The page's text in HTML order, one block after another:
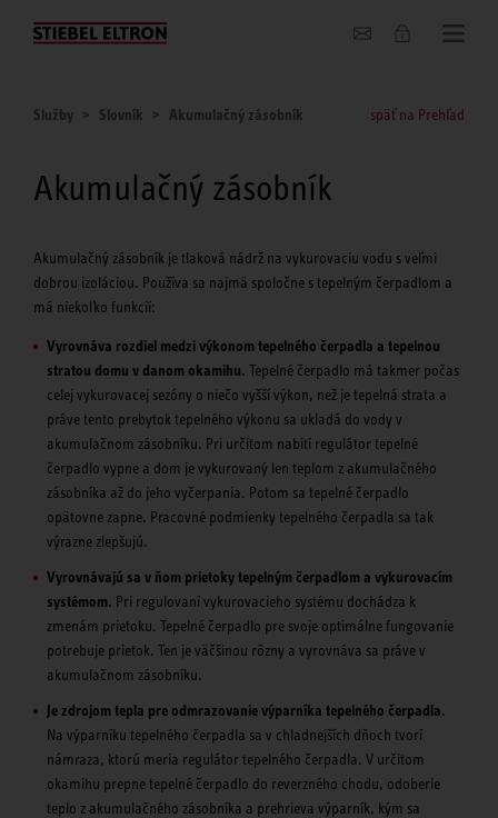
O nás
Služby Slovník Akumulačný zásobník späť na Prehľad
Akumulačný zásobník
Akumulačný zásobník je tlaková nádrž na vykurovaciu vodu s veľmi
dobrou izoláciou. Používa sa najmä spoločne s tepelným čerpadlom a
má niekoľko funkcií:
Vyrovnáva rozdiel medzi výkonom tepelného čerpadla a tepelnou
stratou domu v danom okamihu. Tepelné čerpadlo má takmer počas
celej vykurovacej sezóny o niečo vyšší výkon, než je tepelná strata a
práve tento prebytok tepelného výkonu sa ukladá do vody v
akumulačnom zásobníku. Pri určitom nabití regulátor tepelné
čerpadlo vypne a dom je vykurovaný len teplom z akumulačného
zásobníka až do jeho vyčerpania. Potom sa tepelné čerpadlo
opätovne zapne. Pracovné podmienky tepelného čerpadla sa tak
výrazne zlepšujú.
Vyrovnávajú sa v ňom prietoky tepelným čerpadlom a vykurovacím
systémom. Pri regulovaní vykurovacieho systému dochádza k
zmenám prietoku. Tepelné čerpadlo pre svoje optimálne fungovanie
potrebuje prietok. Ten je väčšinou rôzny a vyrovnáva sa práve v
akumulačnom zásobníku.
Je zdrojom tepla pre odmrazovanie výparníka tepelného čerpadla.
Na výparníku tepelného čerpadla sa v chladnejších dňoch tvorí
námraza, ktorú meria regulátor tepelného čerpadla. V určitom
okamihu prepne tepelné čerpadlo do reverzného chodu, odoberie
teplo z akumulačného zásobníka a prehrieva výparník, kým sa